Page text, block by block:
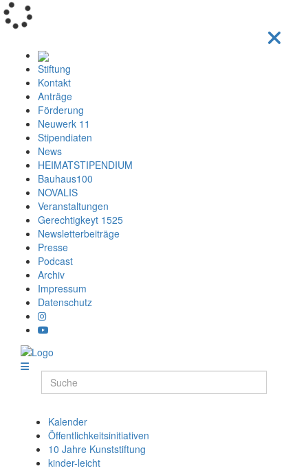
Stiftung
Kontakt
Anträge
Förderung
Neuwerk 11
Stipendiaten
News
HEIMATSTIPENDIUM
Bauhaus100
NOVALIS
Veranstaltungen
Gerechtigkeyt 1525
Newsletterbeiträge
Presse
Podcast
Archiv
Impressum
Datenschutz
Kalender
Öffentlichkeitsinitiativen
10 Jahre Kunststiftung
kinder-leicht